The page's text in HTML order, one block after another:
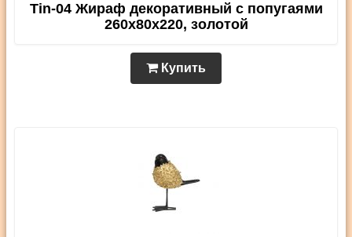
Tin-04 Жираф декоративный с попугаями
260х80х220, золотой
Купить